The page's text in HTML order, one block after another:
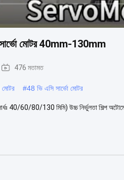
মোটর 40mm-130mm
476 মতামত
মোটর #48 ভি এসি সার্ভো মোটর
40/60/80/130 মিমি) উচ্চ নির্ভুলতা শিল্প